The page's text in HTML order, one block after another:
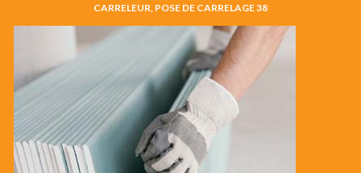
CARRELEUR, POSE DE CARRELAGE 38